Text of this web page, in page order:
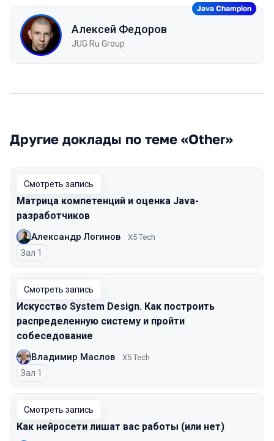
Алексей Федоров
JUG Ru Group
Java Champion
Другие доклады по теме «Other»
Смотреть запись
Матрица компетенций и оценка Java-
разработчиков
Александр Логинов X5 Tech
Зал 1
Смотреть запись
Искусство System Design. Как построить
распределенную систему и пройти
собеседование
Владимир Маслов X5 Tech
Зал 1
Смотреть запись
Как нейросети лишат вас работы (или нет)